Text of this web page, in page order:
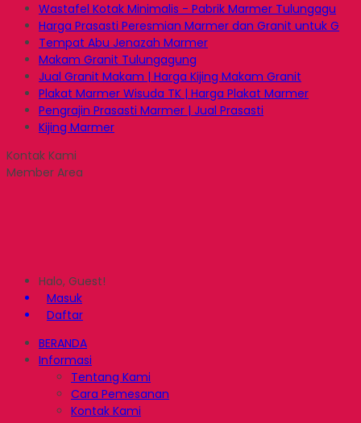
Wastafel Kotak Minimalis - Pabrik Marmer Tulungagu
Harga Prasasti Peresmian Marmer dan Granit untuk G
Tempat Abu Jenazah Marmer
Makam Granit Tulungagung
Jual Granit Makam | Harga Kijing Makam Granit
Plakat Marmer Wisuda TK | Harga Plakat Marmer
Pengrajin Prasasti Marmer | Jual Prasasti
Kijing Marmer
Kontak Kami
Member Area
Halo, Guest!
Masuk
Daftar
BERANDA
Informasi
Tentang Kami
Cara Pemesanan
Kontak Kami